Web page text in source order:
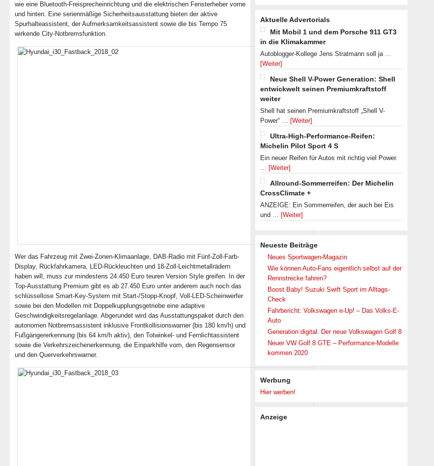
wie eine Bluetooth-Freisprecheinrichtung und die elektrischen Fensterheber vorne
und hinten. Eine serienmäßige Sicherheitsausstattung bieten der aktive
Spurhalteassistent, der Aufmerksamkeitsassistent sowie die bis Tempo 75
wirkende City-Notbremsfunktion.
Wer das Fahrzeug mit Zwei-Zonen-Klimaanlage, DAB-Radio mit Fünf-Zoll-Farb-
Display, Rückfahrkamera, LED-Rückleuchten und 18-Zoll-Leichtmetallrädern
haben will, muss zur mindestens 24.450 Euro teuren Version Style greifen. In der
Top-Ausstattung Premium gibt es ab 27.450 Euro unter anderem auch noch das
schlüssellose Smart-Key-System mit Start-/Stopp-Knopf, Voll-LED-Scheinwerfer
sowie bei den Modellen mit Doppelkupplungsgetriebe eine adaptive
Geschwindigkeitsregelanlage. Abgerundet wird das Ausstattungspaket durch den
autonomen Notbremsassistent inklusive Frontkollisionswarner (bis 180 km/h) und
Fußgängererkennung (bis 64 km/h aktiv), den Totwinkel- und Fernlichtassistent
sowie die Verkehrszeichenerkennung, die Einparkhilfe vorn, den Regensensor
und den Querverkehrswarner.
Aktuelle Advertorials
Mit Mobil 1 und dem Porsche 911 GT3
in die Klimakammer
Autoblogger-Kollege Jens Stratmann soll ja …
[Weiter]
Neue Shell V-Power Generation: Shell
entwickwelt seinen Premiumkraftstoff
weiter
Shell hat seinen Premiumkraftstoff „Shell V-
Power“ … [Weiter]
Ultra-High-Performance-Reifen:
Michelin Pilot Sport 4 S
Ein neuer Reifen für Autos mit richtig viel Power.
… [Weiter]
Allround-Sommerreifen: Der Michelin
CrossClimate +
ANZEIGE: Ein Sommerreifen, der auch bei Eis
und … [Weiter]
Neueste Beiträge
Neues Sportwagen-Magazin
Wie können Auto-Fans eigentlich selbst auf der
Rennstrecke fahren?
Boost Baby! Suzuki Swift Sport im Alltags-
Check
Fahrbericht: Volkswagen e-Up! – Das Volks-E-
Auto
Generation digital: Der neue Volkswagen Golf 8
Neuer VW Golf 8 GTE – Performance-Modelle
kommen 2020
Werbung
Hier werben!
Anzeige